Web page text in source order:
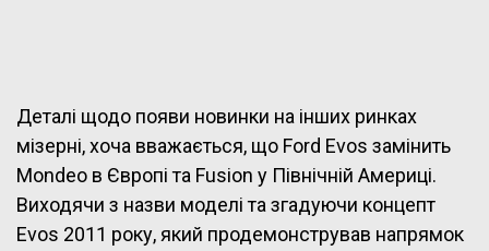
Деталі щодо появи новинки на інших ринках
мізерні, хоча вважається, що Ford Evos замінить
Mondeo в Європі та Fusion у Північній Америці.
Виходячи з назви моделі та згадуючи концепт
Evos 2011 року, який продемонстрував напрямок